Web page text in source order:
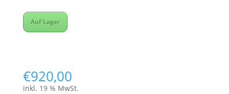
Auf Lager
€920,00
inkl. 19 % MwSt.